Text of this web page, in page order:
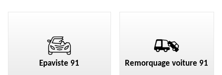
Epaviste 91 Remorquage voiture 91